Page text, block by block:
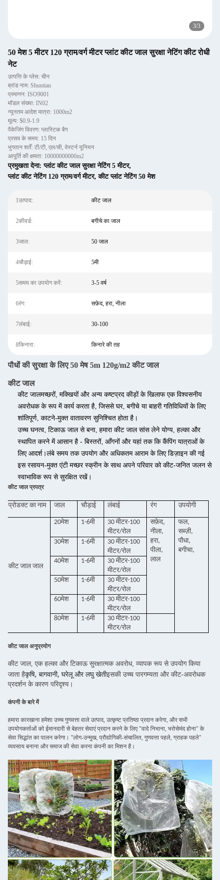
3/3
50 मेश 5 मीटर 120 ग्राम/वर्ग मीटर प्लांट कीट जाल सुरक्षा नेटिंग कीट रोधी
नेट
उत्पत्ति के प्लेस: चीन
ब्रांड नाम: Shuntian
प्रमाणन: ISO9001
मॉडल संख्या: IN02
न्यूनतम आदेश मात्रा: 1000m2
मूल्य: $0.9-1.9
पैकेजिंग विवरण: प्लास्टिक बैग
प्रसव के समय: 15 दिन
भुगतान शर्तें: टी/टी, एल/सी, वेस्टर्न यूनियन
आपूर्ति की क्षमता: 10000000000m2
प्रमुखता देना:प्लांट कीट जाल सुरक्षा नेटिंग 5 मीटर,
प्लांट कीट नेटिंग 120 ग्राम/वर्ग मीटर,कीट प्लांट नेटिंग 50 मेश
1उत्पाद: कीट जाल
2कीवर्ड: बगीचे का जाल
3जाल: 50 जाल
4चौड़ाई: 5मी
5समय का उपयोग करें: 3-5 वर्ष
6रंग: सफ़ेद, हरा, नीला
7लंबाई: 30-100
8किनारा: किनारे की तह
पौधों की सुरक्षा के लिए 50 मेष 5m 120g/m2 कीट जाल
कीट जाल
कीट जालमच्छरों, मक्खियों और अन्य कष्टप्रद कीड़ों के खिलाफ एक विश्वसनीय
अवरोधक के रूप में कार्य करता है, जिससे घर, बगीचे या बाहरी गतिविधियों के लिए
शांतिपूर्ण, काटने-मुक्त वातावरण सुनिश्चित होता है।
उच्च घनत्व, टिकाऊ जाल से बना, हमारा कीट जाल सांस लेने योग्य, हल्का और
स्थापित करने में आसान है - बिस्तरों, आँगनों और यहां तक ​​कि कैंपिंग यात्राओं के
लिए आदर्श।लंबे समय तक उपयोग और अधिकतम आराम के लिए डिज़ाइन की गई
इस रसायन-मुक्त एंटी मच्छर स्क्रीन के साथ अपने परिवार को कीट-जनित जलन से
स्वाभाविक रूप से सुरक्षित रखें।
कीट जाल प्रपत्र
प्रोडक्ट का नाम जाल चौड़ाई लंबाई रंग उपयोगी
कीट जाल जाल
20मेश 1-6मी
30 मीटर-100
मीटर/रोल
सफ़ेद,
नीला,
हरा,
पीला,
लाल
फल,
सब्ज़ी,
पौधा,
बगीचा,
30मेश 1-6मी
30 मीटर-100
मीटर/रोल
40मेश
1-6मी
30 मीटर-100
मीटर/रोल
50मेश
1-6मी
30 मीटर-100
मीटर/रोल
60मेश
1-6मी
30 मीटर-100
मीटर/रोल
80मेश
1-6मी
30 मीटर-100
मीटर/रोल
कीट जाल अनुप्रयोग
कीट जाल, एक हल्का और टिकाऊ सुरक्षात्मक अवरोध, व्यापक रूप से उपयोग किया
जाता हैकृषि, बागवानी, घरेलू और लघु खेतीइसकी उच्च पारगम्यता और कीट-अवरोधक
प्रदर्शन के कारण परिदृश्य।
कंपनी के बारे में
हमारा कारखाना हमेशा उच्च गुणवत्ता वाले उत्पाद, उत्कृष्ट प्रतिष्ठा प्रदान करेगा, और सभी
उपयोगकर्ताओं को ईमानदारी से बेहतर सेवाएं प्रदान करने के लिए "वादे निभाना, भरोसेमंद होना" के
सेवा सिद्धांत का पालन करेगा। "लोग-उन्मुख, प्रौद्योगिकी-संचालित, गुणवत्ता पहले, ग्राहक पहले"
व्यवसाय बनाना और समाज की सेवा करना कंपनी का मिशन है।